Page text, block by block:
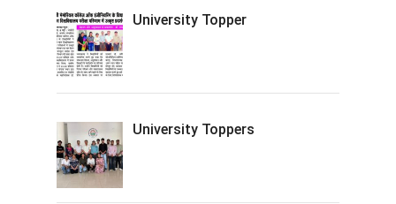
University Topper
University Toppers